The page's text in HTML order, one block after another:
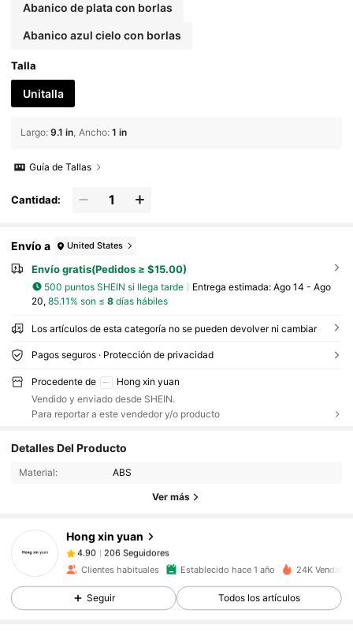
Abanico de plata con borlas
Abanico azul cielo con borlas
Talla
Unitalla
Largo: 9.1 in Ancho: 1 in
Guía de Tallas
Cantidad:
Envío a United States
Envío gratis(Pedidos ≥ $15.00)
500 puntos SHEIN si llega tarde Entrega estimada: Ago 14 - Ago
20, 85.11% son ≤ 8días hábiles
Los artículos de esta categoría no se pueden devolver ni cambiar
Pagos seguros · Protección de privacidad
Procedente de
Hong xin yuan
Vendido y enviado desde SHEIN.
Para reportar a este vendedor y/o producto
Detalles Del Producto
Material: ABS
Ver más
Hong xin yuan
206 Seguidores
4.90
206 Seguidores
n***9pagóHace 19 horas
4.90 206 Seguidores
Clientes habituales Establecido hace 1 año 24K Vendido
Seguir Todos los artículos